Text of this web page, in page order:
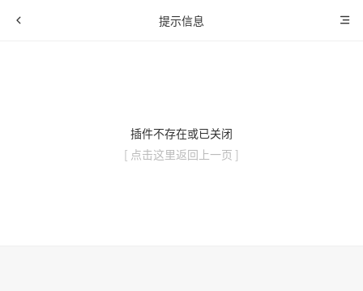
提示信息
插件不存在或已关闭
[ 点击这里返回上一页 ]